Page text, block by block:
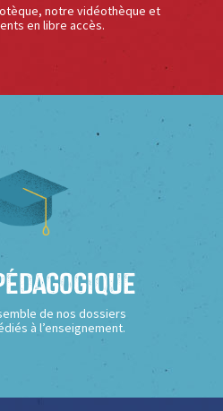
notre vidéothèque et
en libre accès.
de nos dossiers
à l’enseignement.